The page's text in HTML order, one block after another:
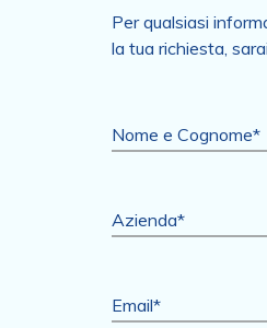
Per qualsiasi
la tua richiesta,
Nome e Cognome*
Azienda*
Email*